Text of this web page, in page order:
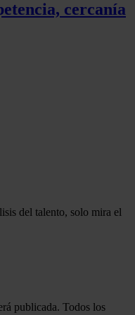
cercanía
del talento, solo mira el
publicada. Todos los